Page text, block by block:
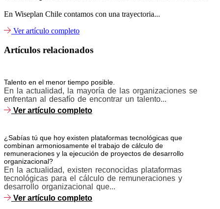
En Wiseplan Chile contamos con una trayectoria...
Ver artículo completo
Artículos relacionados
Talento en el menor tiempo posible.
En la actualidad, la mayoría de las organizaciones se
enfrentan al desafío de encontrar un talento...
Ver artículo completo
¿Sabías tú que hoy existen plataformas tecnológicas que
combinan armoniosamente el trabajo de cálculo de
remuneraciones y la ejecución de proyectos de desarrollo
organizacional?
En la actualidad, existen reconocidas plataformas
tecnológicas para el cálculo de remuneraciones y
desarrollo organizacional que...
Ver artículo completo